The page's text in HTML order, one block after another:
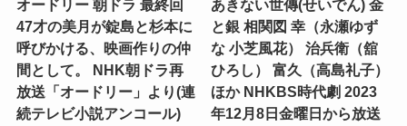
オードリー 朝ドラ 最終回
47才の美月が錠島と杉本に
呼びかける、映画作りの仲
間として。 NHK朝ドラ再
放送「オードリー」より(連
続テレビ小説アンコール)
あきない世傳(せいでん) 金
と銀 相関図 幸（永瀬ゆず
な 小芝風花） 治兵衛（舘
ひろし） 富久（高島礼子）
ほか NHKBS時代劇 2023
年12月8日金曜日から放送